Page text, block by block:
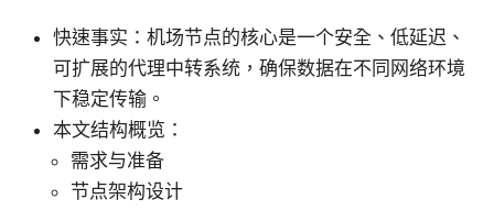
快速事实：机场节点的核心是一个安全、低延迟、
可扩展的代理中转系统，确保数据在不同网络环境
下稳定传输。
本文结构概览：
需求与准备
节点架构设计